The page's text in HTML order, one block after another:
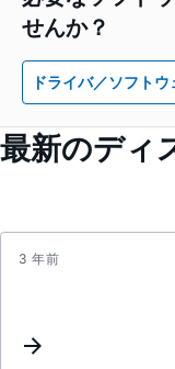
せんか？
ドライバ／ソフト
最新のディ
3 年前